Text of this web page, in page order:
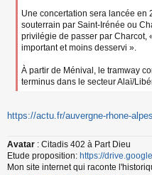
Une concertation sera lancée en
souterrain par Saint-Irénée ou
privilégie de passer par Charcot,
important et moins desservi ».
À partir de Ménival, le tramway
terminus dans le secteur Alaï/
https://actu.fr/auvergne-rhone-
Avatar : Citadis 402 à Part Dieu
Etude proposition: https://
Mon site internet qui raconte